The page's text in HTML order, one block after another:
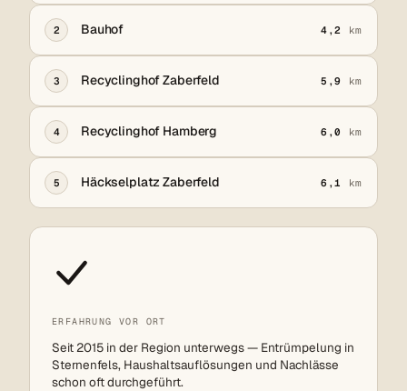
2 Bauhof 4,2 km
3 Recyclinghof Zaberfeld 5,9 km
4 Recyclinghof Hamberg 6,0 km
5 Häckselplatz Zaberfeld 6,1 km
ERFAHRUNG VOR ORT
Seit 2015 in der Region unterwegs — Entrümpelung in
Sternenfels, Haushaltsauflösungen und Nachlässe
schon oft durchgeführt.